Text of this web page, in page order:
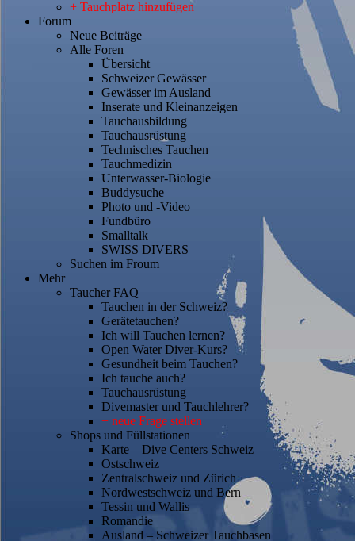
+ Tauchplatz hinzufügen
Forum
Neue Beiträge
Alle Foren
Übersicht
Schweizer Gewässer
Gewässer im Ausland
Inserate und Kleinanzeigen
Tauchausbildung
Tauchausrüstung
Technisches Tauchen
Tauchmedizin
Unterwasser-Biologie
Buddysuche
Photo und -Video
Fundbüro
Smalltalk
SWISS DIVERS
Suchen im Froum
Mehr
Taucher FAQ
Tauchen in der Schweiz?
Gerätetauchen?
Ich will Tauchen lernen?
Open Water Diver-Kurs?
Gesundheit beim Tauchen?
Ich tauche auch?
Tauchausrüstung
Divemaster und Tauchlehrer?
+ neue Frage stellen
Shops und Füllstationen
Karte – Dive Centers Schweiz
Ostschweiz
Zentralschweiz und Zürich
Nordwestschweiz und Bern
Tessin und Wallis
Romandie
Ausland – Schweizer Tauchbasen